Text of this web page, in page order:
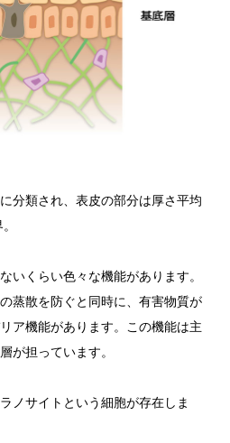
分類され、表皮の部分は厚さ平均
いくらい色々な機能があります。
蒸散を防ぐと同時に、有害物質が
ア機能があります。この機能は主
が担っています。
ノサイトという細胞が存在しま